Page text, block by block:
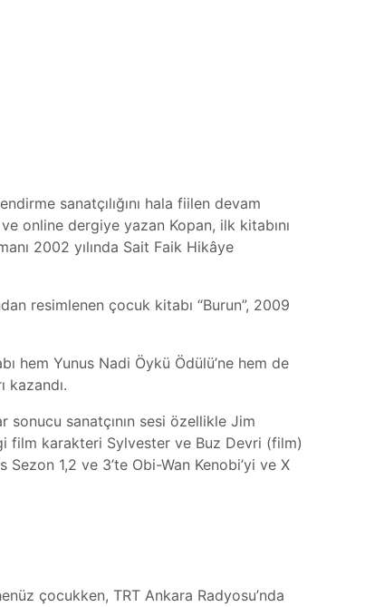
sanatçılığını hala fiilen devam
online dergiye yazan Kopan, ilk kitabını
2002 yılında Sait Faik Hikâye
resimlenen çocuk kitabı “Burun”, 2009
hem Yunus Nadi Öykü Ödülü’ne hem de
kazandı.
sonucu sanatçının sesi özellikle Jim
film karakteri Sylvester ve Buz Devri (film)
1,2 ve 3’te Obi-Wan Kenobi’yi ve X
çocukken, TRT Ankara Radyosu’nda